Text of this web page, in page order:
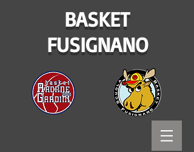
BASKET
FUSIGNANO